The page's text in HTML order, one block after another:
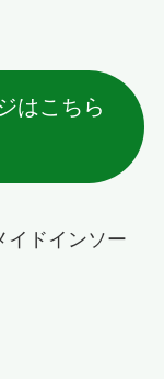
はこちら
イドインソー